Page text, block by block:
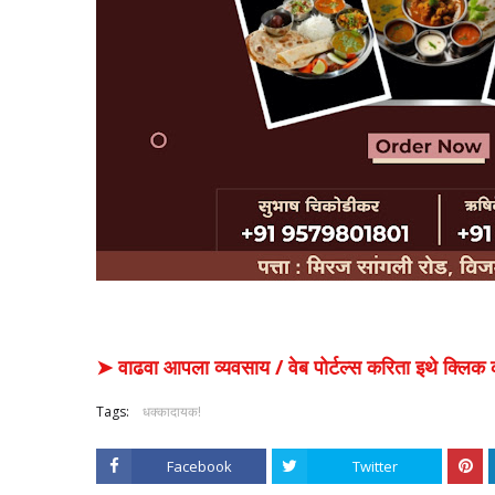
➤ वाढवा आपला व्यवसाय / वेब पोर्टल्स करिता इथे
Tags: धक्कादायक!
Facebook Twitter